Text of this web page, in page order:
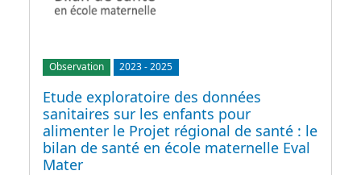
Observation 2023-2025
Etude exploratoire des données
sanitaires sur les enfants pour
alimenter le Projet régional de santé : le
bilan de santé en école maternelle Eval
Mater